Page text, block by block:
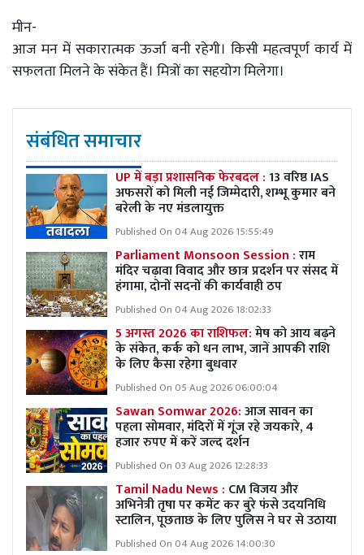
मीन-
आज मन में सकारात्मक ऊर्जा बनी रहेगी। किसी महत्वपूर्ण कार्य में
सफलता मिलने के संकेत हैं। मित्रों का सहयोग मिलेगा।
संबंधित समाचार
UP में बड़ा प्रशासनिक फेरबदल :13 वरिष्ठ IAS
अफसरों को मिली नई जिम्मेदारी, शम्भू कुमार बने
बरेली के नए मंडलायुक्त
Published On 04 Aug 2026 15:55:49
Parliament Monsoon Session :राम
मंदिर चढ़ावा विवाद और छात्र प्रदर्शन पर संसद में
हंगामा, दोनों सदनों की कार्यवाही ठप
Published On 04 Aug 2026 18:02:33
5 अगस्त 2026 का राशिफल:मेष को आय बढ़ने
के संकेत, कर्क को धन लाभ, जानें आपकी राशि
के लिए कैसा रहेगा बुधवार
Published On 05 Aug 2026 06:00:04
Sawan Somwar 2026:आज सावन का
पहला सोमवार, मंदिरों में गूंज रहे जयकारे, 4
हजार रुपए में करें जल्द दर्शन
Published On 03 Aug 2026 12:28:33
Tamil Nadu News : CM विजय और
अभिनेत्री तृषा पर कमेंट कर बुरे फंसे उदयनिधि
स्टालिन, पूछताछ के लिए पुलिस ने घर से उठाया
Published On 04 Aug 2026 14:00:30